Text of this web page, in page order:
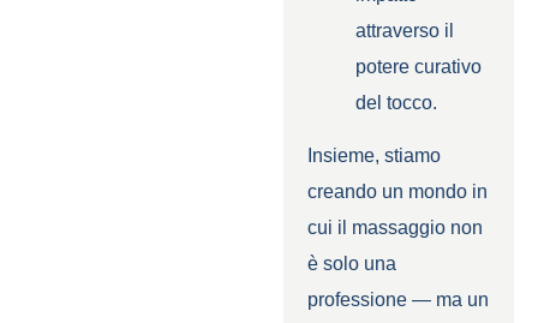
attraverso il
potere curativo
del tocco.
Insieme, stiamo
creando un mondo in
cui il massaggio non
è solo una
professione — ma un